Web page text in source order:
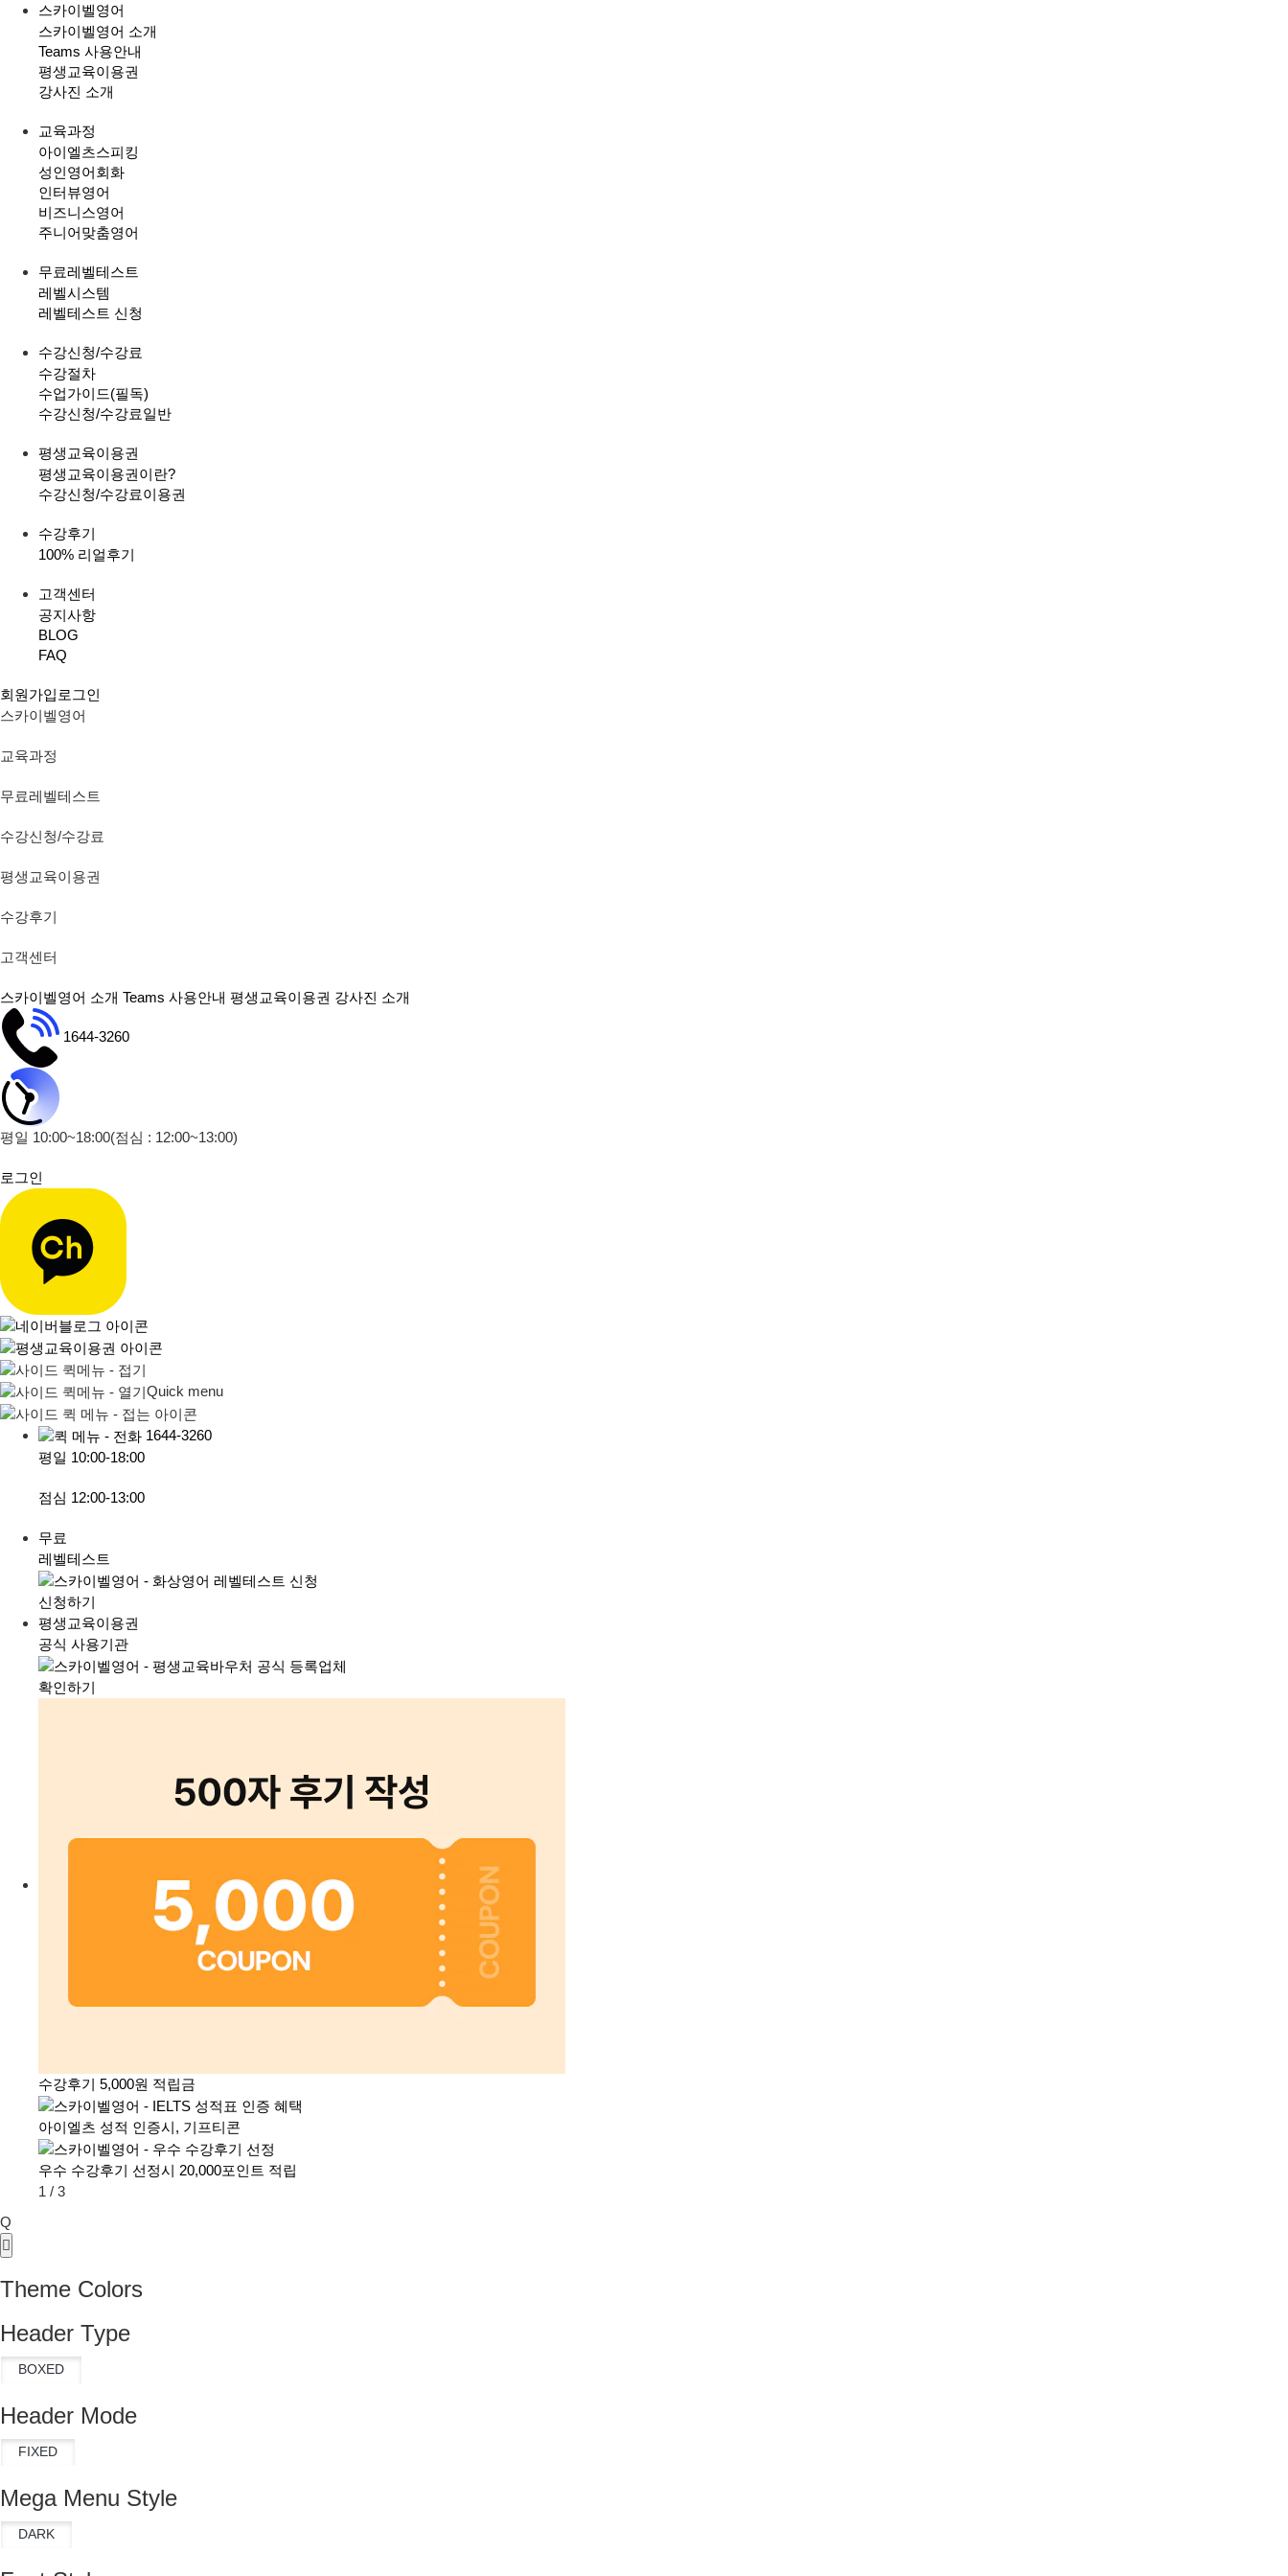
스카이벨영어
스카이벨영어 소개
Teams 사용안내
평생교육이용권
강사진 소개
교육과정
아이엘츠스피킹
성인영어회화
인터뷰영어
비즈니스영어
주니어맞춤영어
무료레벨테스트
레벨시스템
레벨테스트 신청
수강신청/수강료
수강절차
수업가이드(필독)
수강신청/수강료일반
평생교육이용권
평생교육이용권이란?
수강신청/수강료이용권
수강후기
100% 리얼후기
고객센터
공지사항
BLOG
FAQ
회원가입 로그인
스카이벨영어
교육과정
무료레벨테스트
수강신청/수강료
평생교육이용권
수강후기
고객센터
스카이벨영어 소개 Teams 사용안내 평생교육이용권 강사진 소개
1644-3260
평일 10:00~18:00(점심 : 12:00~13:00)
로그인
Quick menu
1644-3260
평일 10:00-18:00
점심 12:00-13:00
무료
레벨테스트
신청하기
평생교육이용권
공식 사용기관
확인하기
수강후기 5,000원 적립금
아이엘츠 성적 인증시, 기프티콘
우수 수강후기 선정시 20,000포인트 적립
1 / 3
Q
Theme Colors
Header Type
Header Mode
Mega Menu Style